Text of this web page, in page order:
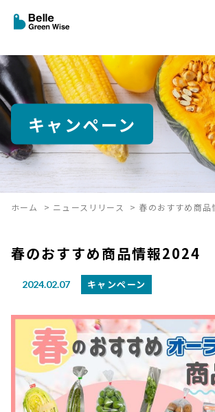
キャンペーン
ホーム > ニュースリリース > 春のおすすめ商
春のおすすめ商品情報2024
2024.02.07 キャンペーン